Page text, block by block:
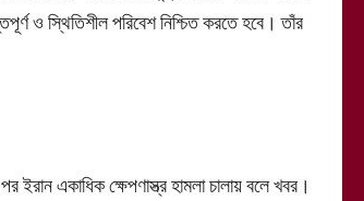
ও স্থিতিশীল পরিবেশ নিশ্চিত করতে হবে। তাঁর
একাধিক ক্ষেপণাস্ত্র হামলা চালায় বলে খবর।